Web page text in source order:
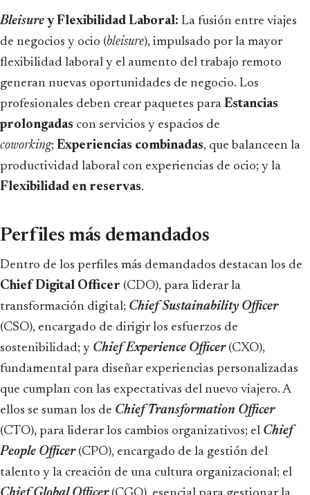
Bleisure y Flexibilidad Laboral: La fusión entre viajes
de negocios y ocio (bleisure), impulsado por la mayor
flexibilidad laboral y el aumento del trabajo remoto
generan nuevas oportunidades de negocio. Los
profesionales deben crear paquetes para Estancias
prolongadas con servicios y espacios de
coworking; Experiencias combinadas, que balanceen la
productividad laboral con experiencias de ocio; y la
Flexibilidad en reservas.
Perfiles más demandados
Dentro de los perfiles más demandados destacan los de
Chief Digital Officer (CDO), para liderar la
transformación digital; Chief Sustainability Officer
(CSO), encargado de dirigir los esfuerzos de
sostenibilidad; y Chief Experience Officer(CXO),
fundamental para diseñar experiencias personalizadas
que cumplan con las expectativas del nuevo viajero. A
ellos se suman los de Chief Transformation Officer
(CTO), para liderar los cambios organizativos; el Chief
People Officer (CPO), encargado de la gestión del
talento y la creación de una cultura organizacional; el